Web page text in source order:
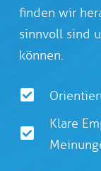
finden wir
sinnvoll sind
können.
Klare